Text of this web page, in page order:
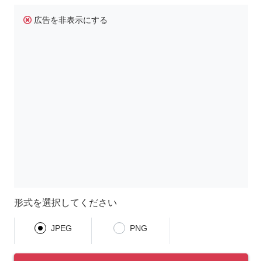
広告を非表示にする
形式を選択してください
JPEG PNG